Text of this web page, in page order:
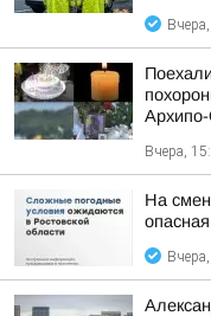
Вчера,
На